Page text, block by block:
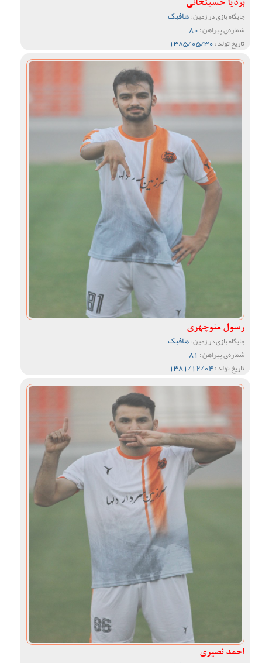
بردیا حسینخانی
جایگاه بازی در زمین :هافبک
شماره‌ی پیراهن :80
تاریخ تولد :1385/05/30
رسول منوچهری
جایگاه بازی در زمین :هافبک
شماره‌ی پیراهن : 81
تاریخ تولد :1381/12/04
احمد نصیری